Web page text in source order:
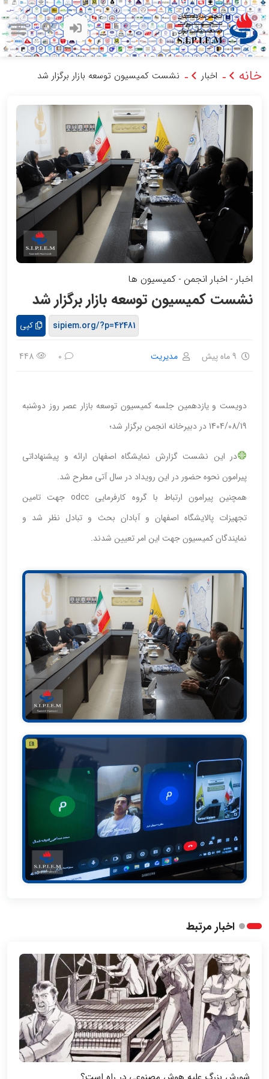
خانه - اخبار - نشست کمیسیون توسعه بازار برگزار شد
اخبار - اخبار انجمن - کمیسیون ها
نشست کمیسیون توسعه بازار برگزار شد
کپی
9 ماه پیش مدیریت 0
448
دویست و یازدهمین جلسه کمیسیون توسعه بازار عصر روز دوشنبه
1404/08/19 در دبیرخانه انجمن برگزار شد؛
در این نشست گزارش نمایشگاه اصفهان ارائه و پیشنهاداتی
پیرامون نحوه حضور در این رویداد در سال آتی مطرح شد.
همچنین پیرامون ارتباط با گروه کارفرمایی odcc جهت تامین
تجهیزات پالایشگاه اصفهان و آبادان بحث و تبادل نظر شد و
نمایندگان کمیسیون جهت این امر تعیین شدند.
اخبار مرتبط